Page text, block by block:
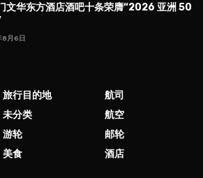
文华东方酒店酒吧十条荣膺“2026 亚洲 50
月6日
旅行目的地
未分类
游轮
美食
航司
航空
邮轮
酒店